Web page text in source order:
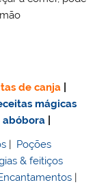
de canja
mágicas
abóbora
| Poções
& feitiços
|